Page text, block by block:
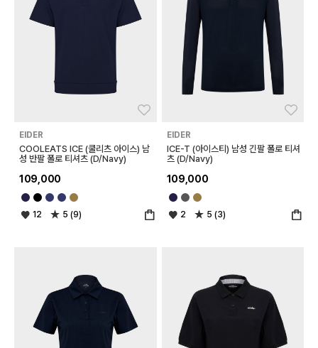
EIDER
COOLEATS ICE (쿨리츠 아이스) 남
성 반팔 폴로 티셔츠 (D/Navy)
109,000
12 5 (9)
EIDER
ICE-T (아이스티) 남성 긴팔 폴로 티셔
츠 (D/Navy)
109,000
2 5 (3)